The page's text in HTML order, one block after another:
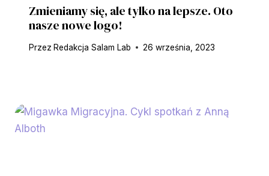
Zmieniamy się, ale tylko na lepsze. Oto
nasze nowe logo!
Przez Redakcja Salam Lab 26 września, 2023